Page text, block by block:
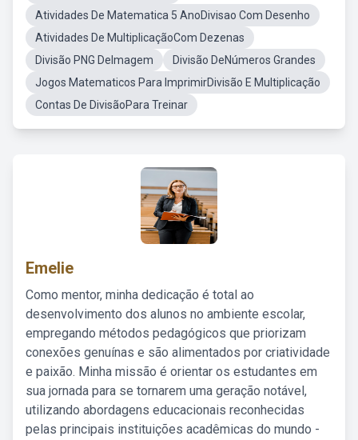
Atividades De Matematica 5 AnoDivisao Com Desenho
Atividades De MultiplicaçãoCom Dezenas
Divisão PNG DeImagem
Divisão DeNúmeros Grandes
Jogos Matematicos Para ImprimirDivisão E Multiplicação
Contas De DivisãoPara Treinar
Emelie
Como mentor, minha dedicação é total ao
desenvolvimento dos alunos no ambiente escolar,
empregando métodos pedagógicos que priorizam
conexões genuínas e são alimentados por criatividade
e paixão. Minha missão é orientar os estudantes em
sua jornada para se tornarem uma geração notável,
utilizando abordagens educacionais reconhecidas
pelas principais instituições acadêmicas do mundo -